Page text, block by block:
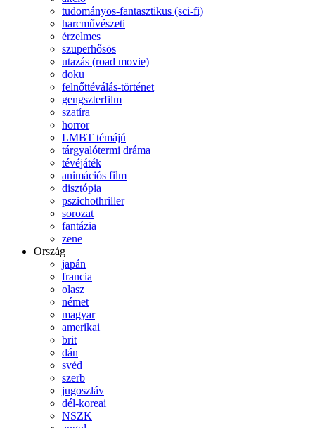
tudományos-fantasztikus (sci-fi)
harcművészeti
érzelmes
szuperhősös
utazás (road movie)
doku
felnőttéválás-történet
gengszterfilm
szatíra
horror
LMBT témájú
tárgyalótermi dráma
tévéjáték
animációs film
disztópia
pszichothriller
sorozat
fantázia
zene
Ország
japán
francia
olasz
német
magyar
amerikai
brit
dán
svéd
szerb
jugoszláv
dél-koreai
NSZK